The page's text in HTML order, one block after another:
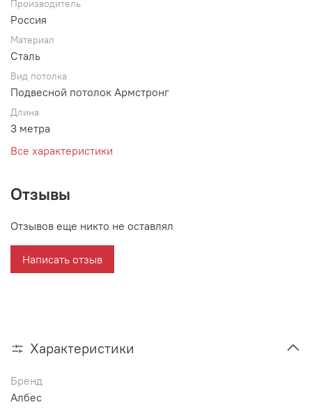
Производитель
Россия
Материал
Сталь
Вид потолка
Подвесной потолок Армстронг
Длина
3 метра
Все характеристики
Отзывы
Отзывов еще никто не оставлял
Написать отзыв
Характеристики
Бренд
Албес